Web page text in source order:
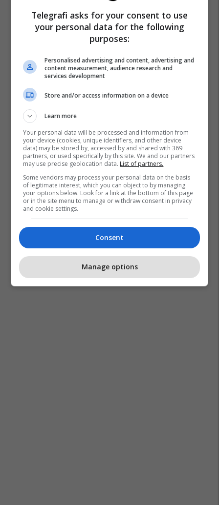
Telegrafi asks for your consent to use
your personal data for the following
purposes:
Personalised advertising and content, advertising and
content measurement, audience research and
services development
Store and/or access information on a device
Learn more
Your personal data will be processed and information from
your device (cookies, unique identifiers, and other device
data) may be stored by, accessed by and shared with 369
partners, or used specifically by this site. We and our partners
may use precise geolocation data. List of partners.
Some vendors may process your personal data on the basis
of legitimate interest, which you can object to by managing
your options below. Look for a link at the bottom of this page
or in the site menu to manage or withdraw consent in privacy
and cookie settings.
Consent
Manage options